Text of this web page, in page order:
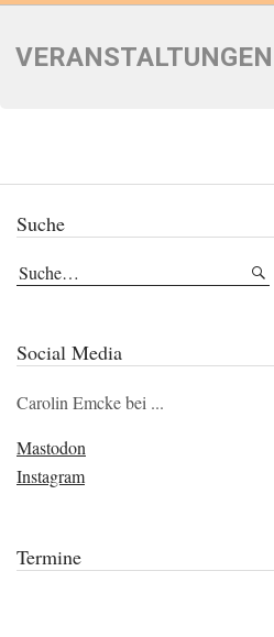
Suche
Social Media
Carolin Emcke bei ...
Mastodon
Instagram
Termine